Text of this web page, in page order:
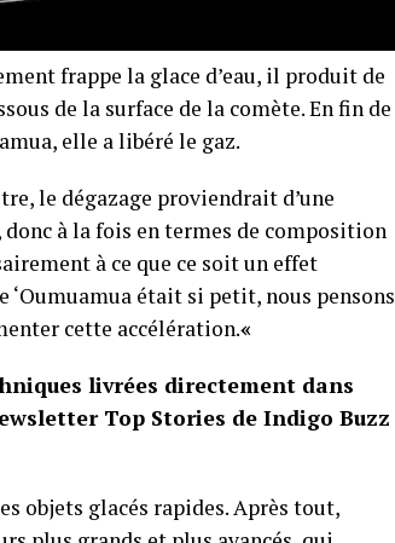
frappe la glace d’eau, il produit de
de la surface de la comète. En fin de
elle a libéré le gaz.
le dégazage proviendrait d’une
à la fois en termes de composition
à ce que ce soit un effet
‘Oumuamua était si petit, nous pensons
cette accélération.«
livrées directement dans
Top Stories de Indigo Buzz
objets glacés rapides. Après tout,